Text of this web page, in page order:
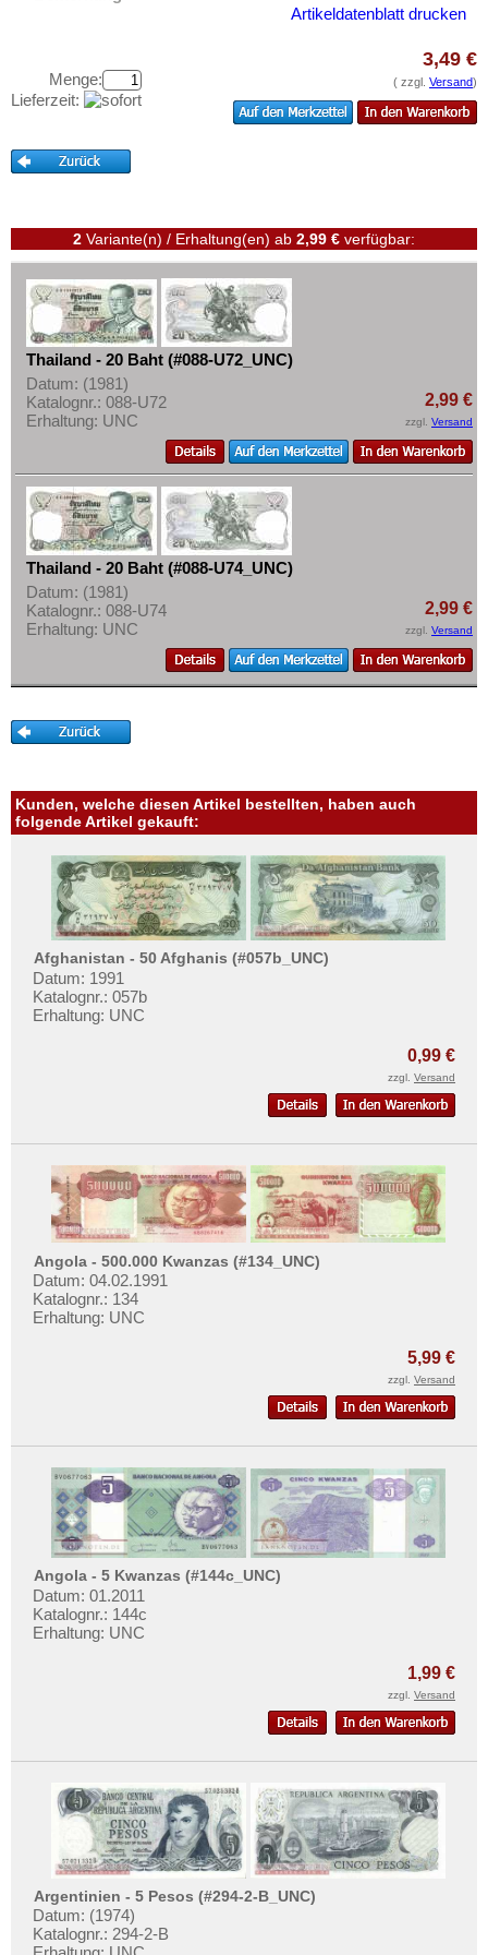
Kataloge
Aufbewahrung
Kontakt
Informationen
Preislisten
Ankauf
Erhaltungsgrade
Gratisbanknoten
Mehr über...
Zahlungsbedingungen
Privatsphäre und Datenschutz
Widerrufsbelehrung
Liefer- und Versandkosten
Artikeldatenblatt drucken
Menge:
Lieferzeit:
3,49 €
( zzgl. Versand)
2 Variante(n) / Erhaltung(en) ab 2,99 € verfügbar:
Thailand - 20 Baht (#088-U72_UNC)
Datum: (1981)
Katalognr.: 088-U72
Erhaltung: UNC
2,99 €
zzgl. Versand
Thailand - 20 Baht (#088-U74_UNC)
Datum: (1981)
Katalognr.: 088-U74
Erhaltung: UNC
2,99 €
zzgl. Versand
Kunden, welche diesen Artikel bestellten, haben auch
folgende Artikel gekauft:
Afghanistan - 50 Afghanis (#057b_UNC)
Datum: 1991
Katalognr.: 057b
Erhaltung: UNC
0,99 €
zzgl. Versand
Angola - 500.000 Kwanzas (#134_UNC)
Datum: 04.02.1991
Katalognr.: 134
Erhaltung: UNC
5,99 €
zzgl. Versand
Angola - 5 Kwanzas (#144c_UNC)
Datum: 01.2011
Katalognr.: 144c
Erhaltung: UNC
1,99 €
zzgl. Versand
Argentinien - 5 Pesos (#294-2-B_UNC)
Datum: (1974)
Katalognr.: 294-2-B